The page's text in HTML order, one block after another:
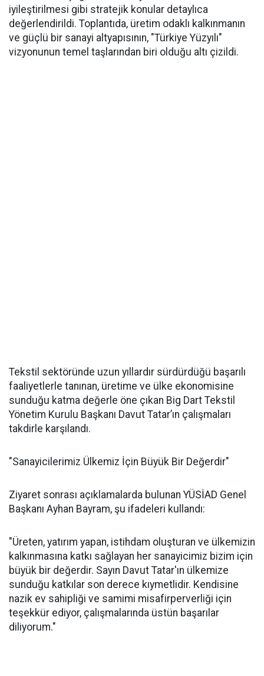
iyileştirilmesi gibi stratejik konular detaylıca
değerlendirildi. Toplantıda, üretim odaklı kalkınmanın
ve güçlü bir sanayi altyapısının, "Türkiye Yüzyılı"
vizyonunun temel taşlarından biri olduğu altı çizildi.
Tekstil sektöründe uzun yıllardır sürdürdüğü başarılı
faaliyetlerle tanınan, üretime ve ülke ekonomisine
sunduğu katma değerle öne çıkan Big Dart Tekstil
Yönetim Kurulu Başkanı Davut Tatar’ın çalışmaları
takdirle karşılandı.
"Sanayicilerimiz Ülkemiz İçin Büyük Bir Değerdir"
Ziyaret sonrası açıklamalarda bulunan YÜSİAD Genel
Başkanı Ayhan Bayram, şu ifadeleri kullandı:
"Üreten, yatırım yapan, istihdam oluşturan ve ülkemizin
kalkınmasına katkı sağlayan her sanayicimiz bizim için
büyük bir değerdir. Sayın Davut Tatar'ın ülkemize
sunduğu katkılar son derece kıymetlidir. Kendisine
nazik ev sahipliği ve samimi misafirperverliği için
teşekkür ediyor, çalışmalarında üstün başarılar
diliyorum."